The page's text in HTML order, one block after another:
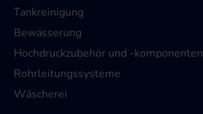
Tankreinigung
Bewässerung
Hochdruckzubehör und -komponenten
Rohrleitungssysteme
Wäscherei